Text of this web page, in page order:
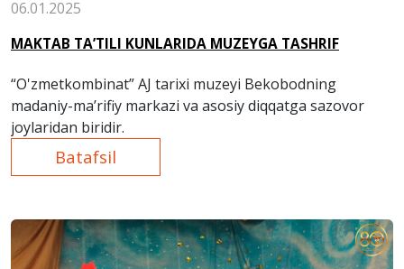
06.01.2025
MAKTAB TA’TILI KUNLARIDA MUZEYGA TASHRIF
“O'zmetkombinat” AJ tarixi muzeyi Bekobodning
madaniy-ma’rifiy markazi va asosiy diqqatga sazovor
joylaridan biridir.
Batafsil